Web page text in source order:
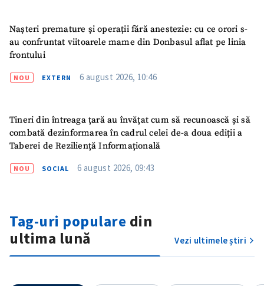
Nașteri premature și operații fără anestezie: cu ce orori s-
au confruntat viitoarele mame din Donbasul aflat pe linia
frontului
NOU EXTERN 6 august 2026, 10:46
Tineri din întreaga țară au învățat cum să recunoască și să
combată dezinformarea în cadrul celei de-a doua ediții a
Taberei de Reziliență Informațională
NOU SOCIAL 6 august 2026, 09:43
Tag-uri populare din
ultima lună
Vezi ultimele știri